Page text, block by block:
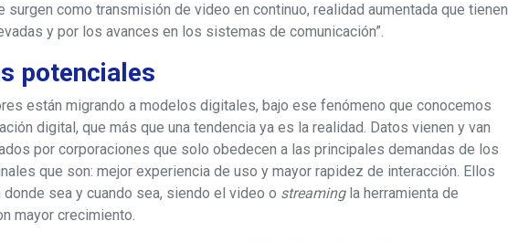
surgen como transmisión de video en continuo, realidad aumentada que tienen
y por los avances en los sistemas de comunicación”.
potenciales
están migrando a modelos digitales, bajo ese fenómeno que conocemos
digital, que más que una tendencia ya es la realidad. Datos vienen y van
por corporaciones que solo obedecen a las principales demandas de los
que son: mejor experiencia de uso y mayor rapidez de interacción. Ellos
sea y cuando sea, siendo el video o streamingla herramienta de
mayor crecimiento.